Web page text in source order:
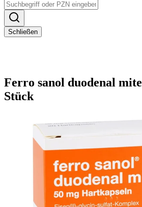
Schließen
Ferro sanol duodenal
Stück